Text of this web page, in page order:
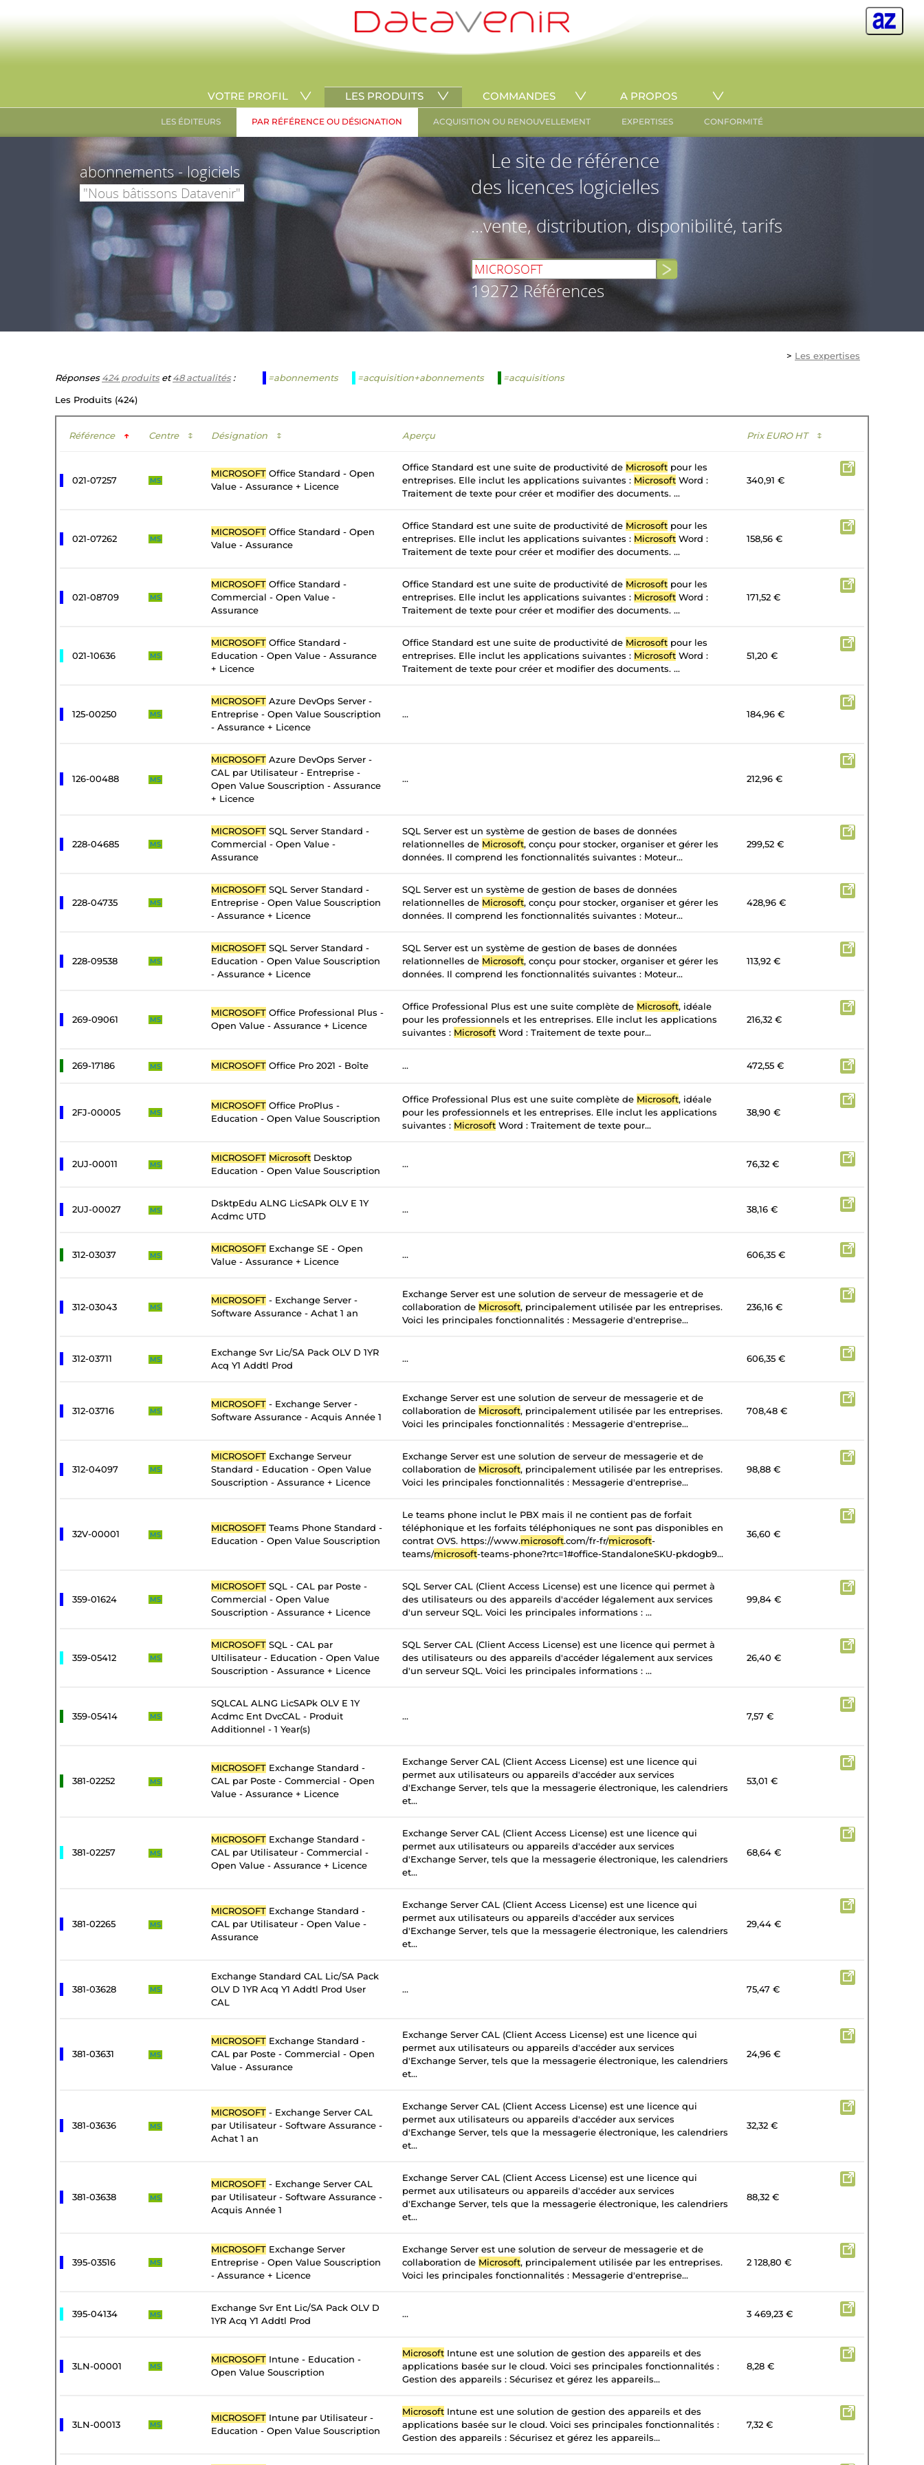
VOTRE PROFIL LES PRODUITS COMMANDES A PROPOS
LES ÉDITEURS PAR RÉFÉRENCE OU DÉSIGNATION ACQUISITION OU RENOUVELLEMENT EXPERTISES CONFORMITÉ
abonnements - logiciels
"Nous bâtissons Datavenir"
Le site de référence
des licences logicielles
...vente, distribution, disponibilité, tarifs
19272 Références
> Les expertises
Réponses424 produitset48 actualités: =abonnements =acquisition+abonnements
=acquisitions
Les Produits (424)
Référence ↑ Centre ↕ Désignation ↕ Aperçu Prix EURO HT ↕
021-07257 MS
MICROSOFT Office Standard - Open
Value - Assurance + Licence
Office Standard est une suite de productivité de Microsoft pour les
entreprises. Elle inclut les applications suivantes : Microsoft Word :
Traitement de texte pour créer et modifier des documents. ...
340,91 €
021-07262 MS
MICROSOFT Office Standard - Open
Value - Assurance
Office Standard est une suite de productivité de Microsoft pour les
entreprises. Elle inclut les applications suivantes : Microsoft Word :
Traitement de texte pour créer et modifier des documents. ...
158,56 €
021-08709 MS
MICROSOFT Office Standard -
Commercial - Open Value -
Assurance
Office Standard est une suite de productivité de Microsoft pour les
entreprises. Elle inclut les applications suivantes : Microsoft Word :
Traitement de texte pour créer et modifier des documents. ...
171,52 €
021-10636 MS
MICROSOFT Office Standard -
Education - Open Value - Assurance
+ Licence
Office Standard est une suite de productivité de Microsoft pour les
entreprises. Elle inclut les applications suivantes : Microsoft Word :
Traitement de texte pour créer et modifier des documents. ...
51,20 €
125-00250 MS
MICROSOFT Azure DevOps Server -
Entreprise - Open Value Souscription
- Assurance + Licence
... 184,96 €
126-00488 MS
MICROSOFT Azure DevOps Server -
CAL par Utilisateur - Entreprise -
Open Value Souscription - Assurance
+ Licence
... 212,96 €
228-04685 MS
MICROSOFT SQL Server Standard -
Commercial - Open Value -
Assurance
SQL Server est un système de gestion de bases de données
relationnelles de Microsoft, conçu pour stocker, organiser et gérer les
données. Il comprend les fonctionnalités suivantes : Moteur...
299,52 €
228-04735 MS
MICROSOFT SQL Server Standard -
Entreprise - Open Value Souscription
- Assurance + Licence
SQL Server est un système de gestion de bases de données
relationnelles de Microsoft, conçu pour stocker, organiser et gérer les
données. Il comprend les fonctionnalités suivantes : Moteur...
428,96 €
228-09538 MS
MICROSOFT SQL Server Standard -
Education - Open Value Souscription
- Assurance + Licence
SQL Server est un système de gestion de bases de données
relationnelles de Microsoft, conçu pour stocker, organiser et gérer les
données. Il comprend les fonctionnalités suivantes : Moteur...
113,92 €
269-09061 MS
MICROSOFT Office Professional Plus -
Open Value - Assurance + Licence
Office Professional Plus est une suite complète de Microsoft, idéale
pour les professionnels et les entreprises. Elle inclut les applications
suivantes : Microsoft Word : Traitement de texte pour...
216,32 €
269-17186 MS MICROSOFT Office Pro 2021 - Boîte ... 472,55 €
2FJ-00005 MS
MICROSOFT Office ProPlus -
Education - Open Value Souscription
Office Professional Plus est une suite complète de Microsoft, idéale
pour les professionnels et les entreprises. Elle inclut les applications
suivantes : Microsoft Word : Traitement de texte pour...
38,90 €
2UJ-00011 MS
MICROSOFT Microsoft Desktop
Education - Open Value Souscription
... 76,32 €
2UJ-00027 MS
DsktpEdu ALNG LicSAPk OLV E 1Y
Acdmc UTD
... 38,16 €
312-03037 MS
MICROSOFT Exchange SE - Open
Value - Assurance + Licence
... 606,35 €
312-03043 MS
MICROSOFT - Exchange Server -
Software Assurance - Achat 1 an
Exchange Server est une solution de serveur de messagerie et de
collaboration de Microsoft, principalement utilisée par les entreprises.
Voici les principales fonctionnalités : Messagerie d'entreprise...
236,16 €
312-03711 MS
Exchange Svr Lic/SA Pack OLV D 1YR
Acq Y1 Addtl Prod
... 606,35 €
312-03716 MS
MICROSOFT - Exchange Server -
Software Assurance - Acquis Année 1
Exchange Server est une solution de serveur de messagerie et de
collaboration de Microsoft, principalement utilisée par les entreprises.
Voici les principales fonctionnalités : Messagerie d'entreprise...
708,48 €
312-04097 MS
MICROSOFT Exchange Serveur
Standard - Education - Open Value
Souscription - Assurance + Licence
Exchange Server est une solution de serveur de messagerie et de
collaboration de Microsoft, principalement utilisée par les entreprises.
Voici les principales fonctionnalités : Messagerie d'entreprise...
98,88 €
32V-00001 MS
MICROSOFT Teams Phone Standard -
Education - Open Value Souscription
Le teams phone inclut le PBX mais il ne contient pas de forfait
téléphonique et les forfaits téléphoniques ne sont pas disponibles en
contrat OVS. https://www.microsoft.com/fr-fr/microsoft-
teams/microsoft-teams-phone?rtc=1#office-StandaloneSKU-pkdogb9...
36,60 €
359-01624 MS
MICROSOFT SQL - CAL par Poste -
Commercial - Open Value
Souscription - Assurance + Licence
SQL Server CAL (Client Access License) est une licence qui permet à
des utilisateurs ou des appareils d'accéder légalement aux services
d'un serveur SQL. Voici les principales informations : ...
99,84 €
359-05412 MS
MICROSOFT SQL - CAL par
Ultilisateur - Education - Open Value
Souscription - Assurance + Licence
SQL Server CAL (Client Access License) est une licence qui permet à
des utilisateurs ou des appareils d'accéder légalement aux services
d'un serveur SQL. Voici les principales informations : ...
26,40 €
359-05414 MS
SQLCAL ALNG LicSAPk OLV E 1Y
Acdmc Ent DvcCAL - Produit
Additionnel - 1 Year(s)
... 7,57 €
381-02252 MS
MICROSOFT Exchange Standard -
CAL par Poste - Commercial - Open
Value - Assurance + Licence
Exchange Server CAL (Client Access License) est une licence qui
permet aux utilisateurs ou appareils d'accéder aux services
d'Exchange Server, tels que la messagerie électronique, les calendriers
et...
53,01 €
381-02257 MS
MICROSOFT Exchange Standard -
CAL par Utilisateur - Commercial -
Open Value - Assurance + Licence
Exchange Server CAL (Client Access License) est une licence qui
permet aux utilisateurs ou appareils d'accéder aux services
d'Exchange Server, tels que la messagerie électronique, les calendriers
et...
68,64 €
381-02265 MS
MICROSOFT Exchange Standard -
CAL par Utilisateur - Open Value -
Assurance
Exchange Server CAL (Client Access License) est une licence qui
permet aux utilisateurs ou appareils d'accéder aux services
d'Exchange Server, tels que la messagerie électronique, les calendriers
et...
29,44 €
381-03628 MS
Exchange Standard CAL Lic/SA Pack
OLV D 1YR Acq Y1 Addtl Prod User
CAL
... 75,47 €
381-03631 MS
MICROSOFT Exchange Standard -
CAL par Poste - Commercial - Open
Value - Assurance
Exchange Server CAL (Client Access License) est une licence qui
permet aux utilisateurs ou appareils d'accéder aux services
d'Exchange Server, tels que la messagerie électronique, les calendriers
et...
24,96 €
381-03636 MS
MICROSOFT - Exchange Server CAL
par Utilisateur - Software Assurance -
Achat 1 an
Exchange Server CAL (Client Access License) est une licence qui
permet aux utilisateurs ou appareils d'accéder aux services
d'Exchange Server, tels que la messagerie électronique, les calendriers
et...
32,32 €
381-03638 MS
MICROSOFT - Exchange Server CAL
par Utilisateur - Software Assurance -
Acquis Année 1
Exchange Server CAL (Client Access License) est une licence qui
permet aux utilisateurs ou appareils d'accéder aux services
d'Exchange Server, tels que la messagerie électronique, les calendriers
et...
88,32 €
395-03516 MS
MICROSOFT Exchange Server
Entreprise - Open Value Souscription
- Assurance + Licence
Exchange Server est une solution de serveur de messagerie et de
collaboration de Microsoft, principalement utilisée par les entreprises.
Voici les principales fonctionnalités : Messagerie d'entreprise...
2 128,80 €
395-04134 MS
Exchange Svr Ent Lic/SA Pack OLV D
1YR Acq Y1 Addtl Prod
... 3 469,23 €
3LN-00001 MS
MICROSOFT Intune - Education -
Open Value Souscription
Microsoft Intune est une solution de gestion des appareils et des
applications basée sur le cloud. Voici ses principales fonctionnalités :
Gestion des appareils : Sécurisez et gérez les appareils...
8,28 €
3LN-00013 MS
MICROSOFT Intune par Utilisateur -
Education - Open Value Souscription
Microsoft Intune est une solution de gestion des appareils et des
applications basée sur le cloud. Voici ses principales fonctionnalités :
Gestion des appareils : Sécurisez et gérez les appareils...
7,32 €